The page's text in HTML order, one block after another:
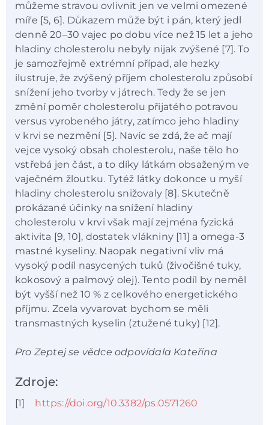
můžeme stravou ovlivnit jen ve velmi omezené
míře [5, 6]. Důkazem může být i pán, který jedl
denně 20–30 vajec po dobu více než 15 let a jeho
hladiny cholesterolu nebyly nijak zvýšené [7]. To
je samozřejmě extrémní případ, ale hezky
ilustruje, že zvýšený příjem cholesterolu způsobí
snížení jeho tvorby v játrech. Tedy že se jen
změní poměr cholesterolu přijatého potravou
versus vyrobeného játry, zatímco jeho hladiny
v krvi se nezmění [5]. Navíc se zdá, že ač mají
vejce vysoký obsah cholesterolu, naše tělo ho
vstřebá jen část, a to díky látkám obsaženým ve
vaječném žloutku. Tytéž látky dokonce u myší
hladiny cholesterolu snižovaly [8]. Skutečně
prokázané účinky na snížení hladiny
cholesterolu v krvi však mají zejména fyzická
aktivita [9, 10], dostatek vlákniny [11] a omega-3
mastné kyseliny. Naopak negativní vliv má
vysoký podíl nasycených tuků (živočišné tuky,
kokosový a palmový olej). Tento podíl by neměl
být vyšší než 10 % z celkového energetického
příjmu. Zcela vyvarovat bychom se měli
transmastných kyselin (ztužené tuky) [12].
Pro Zeptej se vědce odpovídala Kateřina
Zdroje:
[1] https://doi.org/10.3382/ps.0571260